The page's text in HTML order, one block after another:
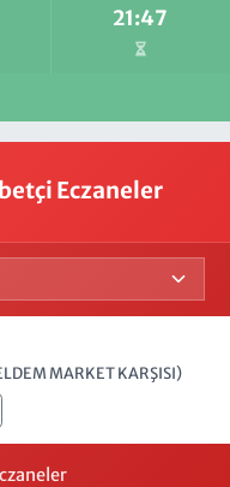
21:47
Eczaneler
MARKET KARŞISI)